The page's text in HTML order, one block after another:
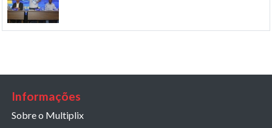
Informações
Sobre o Multiplix